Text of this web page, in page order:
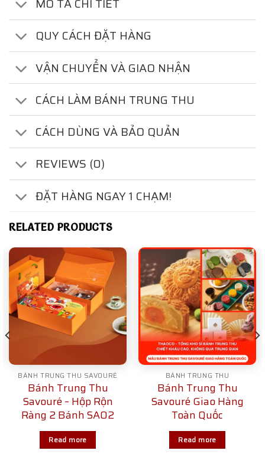
MÔ TẢ CHI TIẾT
QUY CÁCH ĐẶT HÀNG
VẬN CHUYỂN VÀ GIAO NHẬN
CÁCH LÀM BÁNH TRUNG THU
CÁCH DÙNG VÀ BẢO QUẢN
REVIEWS (0)
ĐẶT HÀNG NGAY 1 CHẠM!
RELATED PRODUCTS
BÁNH TRUNG THU SAVOURÉ
Bánh Trung Thu
Savouré – Hộp Rộn
Ràng 2 Bánh SA02
Read more
BÁNH TRUNG THU
Bánh Trung Thu
Savouré Giao Hàng
Toàn Quốc
Read more